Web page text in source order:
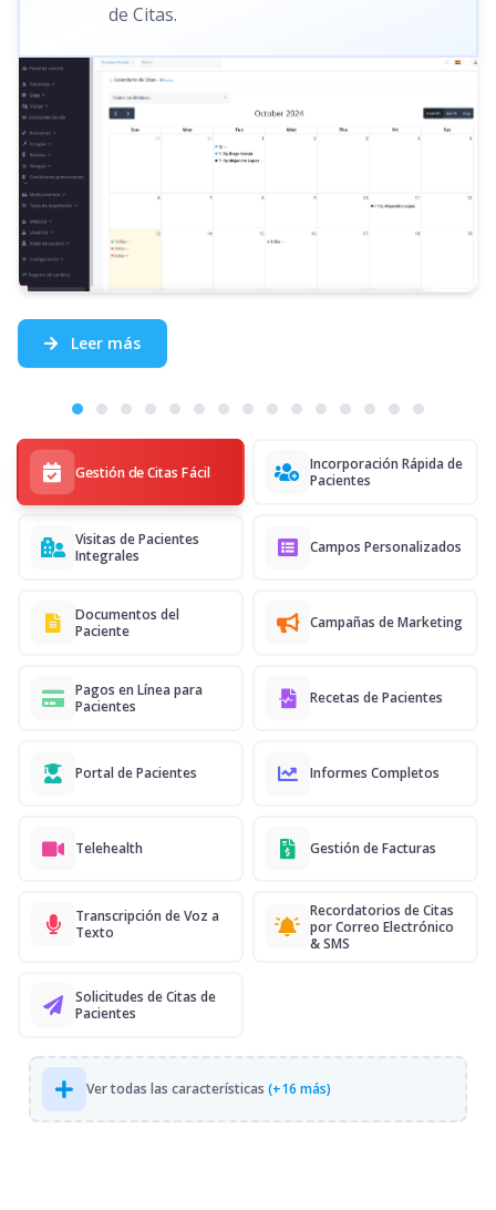
Gestión de Citas Fácil
Incorporación Rápida de
Pacientes
Visitas de Pacientes
Integrales
Campos Personalizados
Documentos del
Paciente
Campañas de Marketing
Pagos en Línea para
Pacientes
Recetas de Pacientes
Portal de Pacientes Informes Completos
Telehealth Gestión de Facturas
Transcripción de Voz a
Texto
Recordatorios de Citas
por Correo Electrónico
& SMS
Solicitudes de Citas de
Pacientes
Ver todas las características (+16 más)
de Citas.
Leer más